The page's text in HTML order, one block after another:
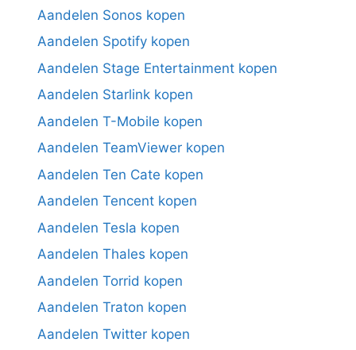
Aandelen Sonos kopen
Aandelen Spotify kopen
Aandelen Stage Entertainment kopen
Aandelen Starlink kopen
Aandelen T-Mobile kopen
Aandelen TeamViewer kopen
Aandelen Ten Cate kopen
Aandelen Tencent kopen
Aandelen Tesla kopen
Aandelen Thales kopen
Aandelen Torrid kopen
Aandelen Traton kopen
Aandelen Twitter kopen